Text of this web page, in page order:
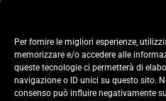
Per fornire le migliori esperienze,
memorizzare e/o accedere alle
queste tecnologie ci permetterà di
navigazione o ID unici su questo sito.
consenso può influire negativamente